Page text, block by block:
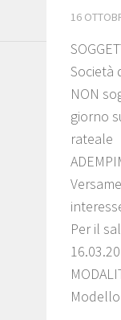
16
Società
NON
giorno
rateale
Per il